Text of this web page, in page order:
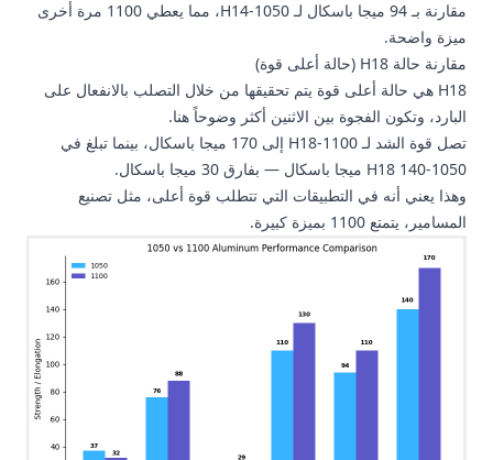
مقارنة بـ 94 ميجا باسكال لـ 1050-H14، مما يعطي 1100 مرة أخرى
ميزة واضحة.
مقارنة حالة H18 (حالة أعلى قوة)
H18 هي حالة أعلى قوة يتم تحقيقها من خلال التصلب بالانفعال على
البارد، وتكون الفجوة بين الاثنين أكثر وضوحاً هنا.
تصل قوة الشد لـ 1100-H18 إلى 170 ميجا باسكال، بينما تبلغ في
1050-H18 140 ميجا باسكال — بفارق 30 ميجا باسكال.
وهذا يعني أنه في التطبيقات التي تتطلب قوة أعلى، مثل تصنيع
المسامير، يتمتع 1100 بميزة كبيرة.